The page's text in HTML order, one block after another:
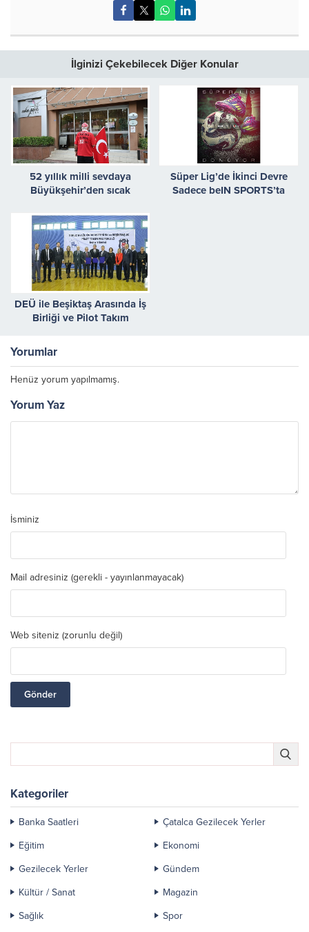
İlginizi Çekebilecek Diğer Konular
52 yıllık milli sevdaya
Büyükşehir’den sıcak
Süper Lig’de İkinci Devre
Sadece beIN SPORTS’ta
DEÜ ile Beşiktaş Arasında İş
Birliği ve Pilot Takım
Yorumlar
Henüz yorum yapılmamış.
Yorum Yaz
İsminiz
Mail adresiniz (gerekli - yayınlanmayacak)
Web siteniz (zorunlu değil)
Kategoriler
Banka Saatleri
Çatalca Gezilecek Yerler
Eğitim
Ekonomi
Gezilecek Yerler
Gündem
Kültür / Sanat
Magazin
Sağlık
Spor